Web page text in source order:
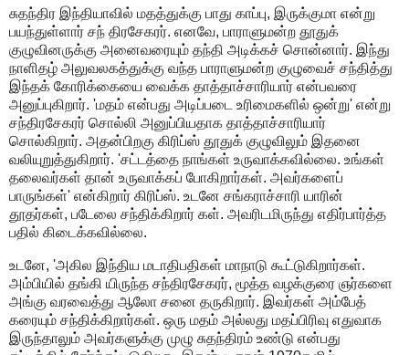
சுதந்திர இந்தியாவில் மதத்துக்கு பாது காப்பு, இருக்குமா என்று
பயந்துள்ளார் சந் திரசேகரர். எனவே, பாராளுமன்ற தூதுக்
குழுவினருக்கு அனைவரையும் தந்தி அடிக்கச் சொன்னார். இந்து
நாளிதழ் அலுவலகத்துக்கு வந்த பாராளுமன்ற குழுவைச் சந்தித்து
இந்தக் கோரிக்கையை வைக்க தாத்தாச்சாரியார் என்பவரை
அனுப்புகிறார். 'மதம் என்பது அடிப்படை உரிமைகளில் ஒன்று' என்று
சந்திரசேகரர் சொல்லி அனுப்பியதாக தாத்தாச்சாரியார்
சொல்கிறார். அதன்பிறகு கிரிப்ஸ் தூதுக் குழுவிலும் இதனை
வலியுறுத்துகிறார். 'சட்டத்தை நாங்கள் உருவாக்கவில்லை. உங்கள்
தலைவர்கள் தான் உருவாக்கப் போகிறார்கள். அவர்களைப்
பாருங்கள்' என்கிறார் கிரிப்ஸ். உடனே சங்கராச்சாரி யாரின்
தூதர்கள், படேலை சந்திக்கிறார் கள். அவரிடமிருந்து எதிர்பார்த்த
பதில் கிடைக்கவில்லை.
உடனே, 'அகில இந்திய மடாதிபதிகள் மாநாடு கூட்டுகிறார்கள்.
அம்பியில் தங்கி யிருந்த சந்திரசேகரர், மூத்த வழக்குரை ஞர்களை
அங்கு வரவைத்து ஆலோ சனை தருகிறார். இவர்கள் அம்பேத்
கரையும் சந்திக்கிறார்கள். ஒரு மதம் அல்லது மதப்பிரிவு எதுவாக
இருந்தாலும் அவர்களுக்கு முழு சுதந்திரம் உண்டு என்பது